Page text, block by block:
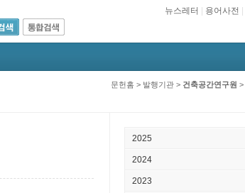
용어사전
뉴스레터
문헌홈 > 발행기관 > 건축공간연구원 >
2025
2024
2023